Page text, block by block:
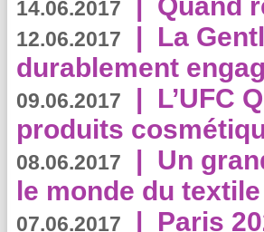
14.06.2017
12.06.2017 | La
durablement
09.06.2017 | L’UFC
produits
08.06.2017 | Un
le monde du textile
07.06.2017 | Paris